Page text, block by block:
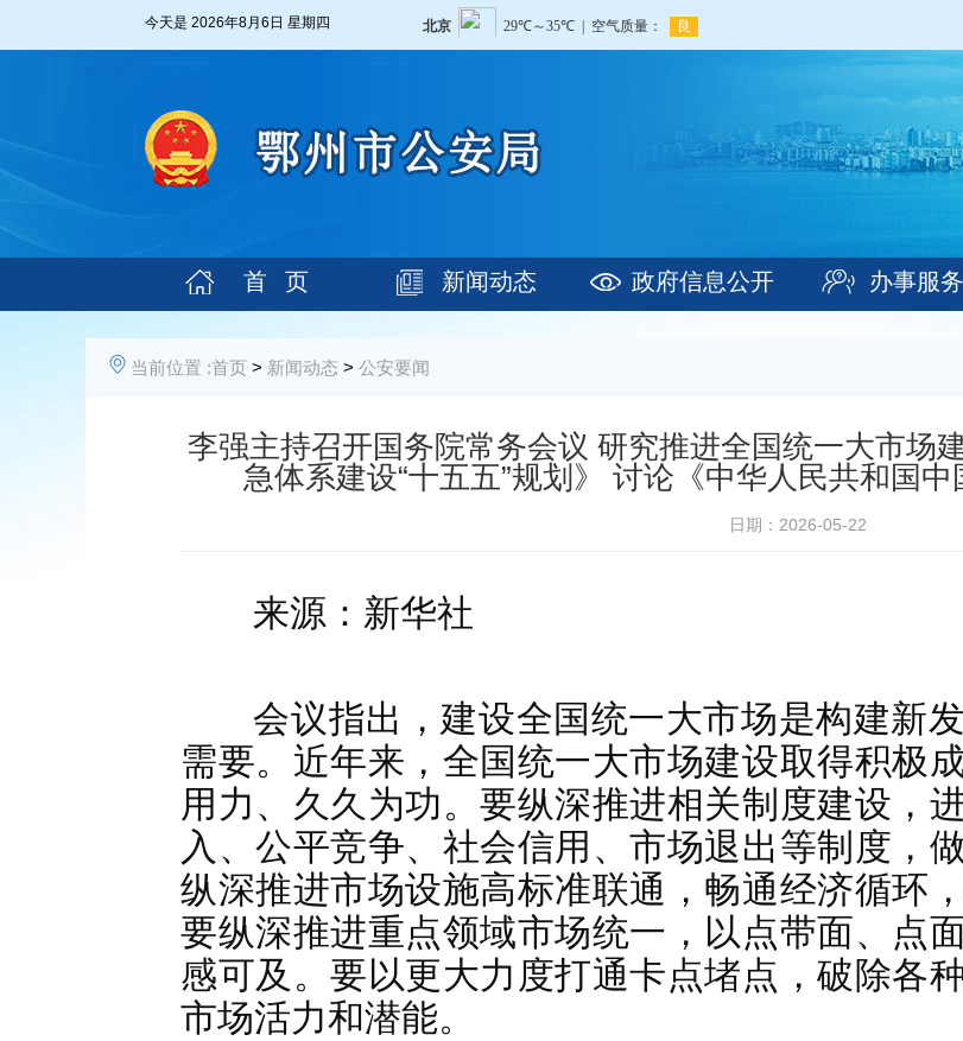
今天是 2026年8月6日 星期四
首 页 新闻动态 政府信息公开 办事服务
当前位置 :首页 > 新闻动态 > 公安要闻
李强主持召开国务院常务会议 研究推进全国统一大市场
急体系建设“十五五”规划》 讨论《中华人民共和国中
日期：2026-05-22
来源：新华社
会议指出，建设全国统一大市场是构建新
需要。近年来，全国统一大市场建设取得积极
用力、久久为功。要纵深推进相关制度建设，
入、公平竞争、社会信用、市场退出等制度，
纵深推进市场设施高标准联通，畅通经济循环
要纵深推进重点领域市场统一，以点带面、点
感可及。要以更大力度打通卡点堵点，破除各
市场活力和潜能。